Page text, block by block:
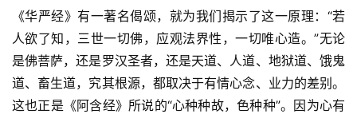
八
点
僧
音
《华严经》有一著名偈颂，就为我们揭示了这一原理：“若
人欲了知，三世一切佛，应观法界性，一切唯心造。”无论
是佛菩萨，还是罗汉圣者，还是天道、人道、地狱道、饿鬼
道、畜生道，究其根源，都取决于有情心念、业力的差别。
这也正是《阿含经》所说的“心种种故，色种种”。因为心有